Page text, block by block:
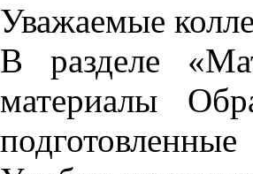
Уважаемые
В разделе
материалы